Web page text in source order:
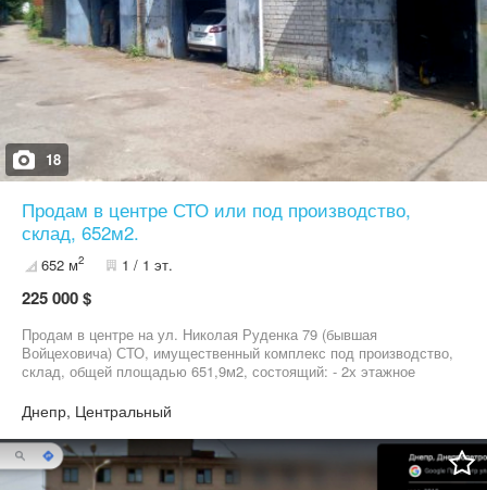
18
Продам в центре СТО или под производство,
склад, 652м2.
652 м2 1 / 1 эт.
225 000 $
Продам в центре на ул. Николая Руденка 79 (бывшая
Войцеховича) СТО, имущественный комплекс под производство,
склад, общей площадью 651,9м2, состоящий: - 2х этажное
кабинетов, состояние без ремонта; - помещение используемое
под склад 90м2,высота 3м ; - боксы 103м2+108м2+53м2, высота
4,2м, - отдельно стоящий бокс 115м2, высота 3,5м; - сторожка; -
с/у+душевая; - участок 13,24 сот/аренда до 2031 года;
Коммуникации: электричество 380в, центральная вода,
Днепр, Центральный